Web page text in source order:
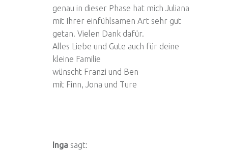
genau in dieser Phase hat mich Juliana
mit Ihrer einfühlsamen Art sehr gut
getan. Vielen Dank dafür.
Alles Liebe und Gute auch für deine
kleine Familie
wünscht Franzi und Ben
mit Finn, Jona und Ture
Inga sagt: